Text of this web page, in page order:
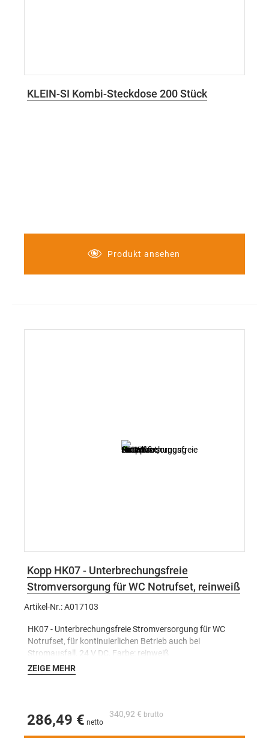
KLEIN-SI Kombi-Steckdose 200 Stück
Produkt ansehen
Kopp HK07 - Unterbrechungsfreie
Stromversorgung für WC Notrufset, reinweiß
Artikel-Nr.: A017103
HK07 - Unterbrechungsfreie Stromversorgung für WC
Notrufset, für kontinuierlichen Betrieb auch bei
Stromausfall, 24 V DC, Farbe: reinweiß
ZEIGE MEHR
340,92 €
286,49 €